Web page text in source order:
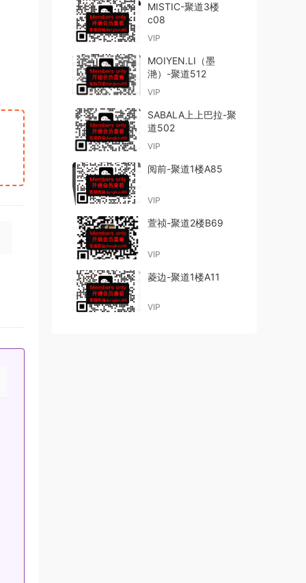
MISTIC-聚道3楼
c08
VIP
MOIYEN.LI（墨
滟）-聚道512
VIP
SABALA上上巴拉-聚
道502
VIP
阅前-聚道1楼A85
VIP
萱祯-聚道2楼B69
VIP
菱边-聚道1楼A11
VIP